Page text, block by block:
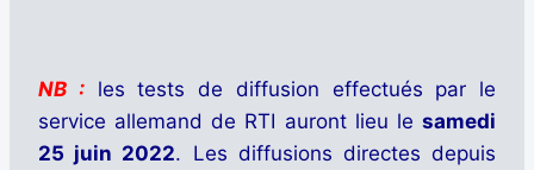
NB :
les tests de diffusion effectués par le
service allemand de RTI auront lieu le samedi
25 juin 2022. Les diffusions directes depuis